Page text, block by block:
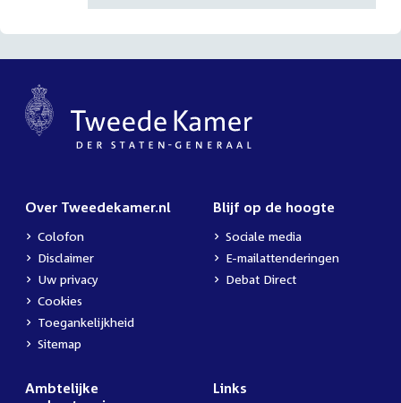
Over Tweedekamer.nl
Colofon
Disclaimer
Uw privacy
Cookies
Toegankelijkheid
Sitemap
Blijf op de hoogte
Sociale media
E-mailattenderingen
Debat Direct
Ambtelijke
Links